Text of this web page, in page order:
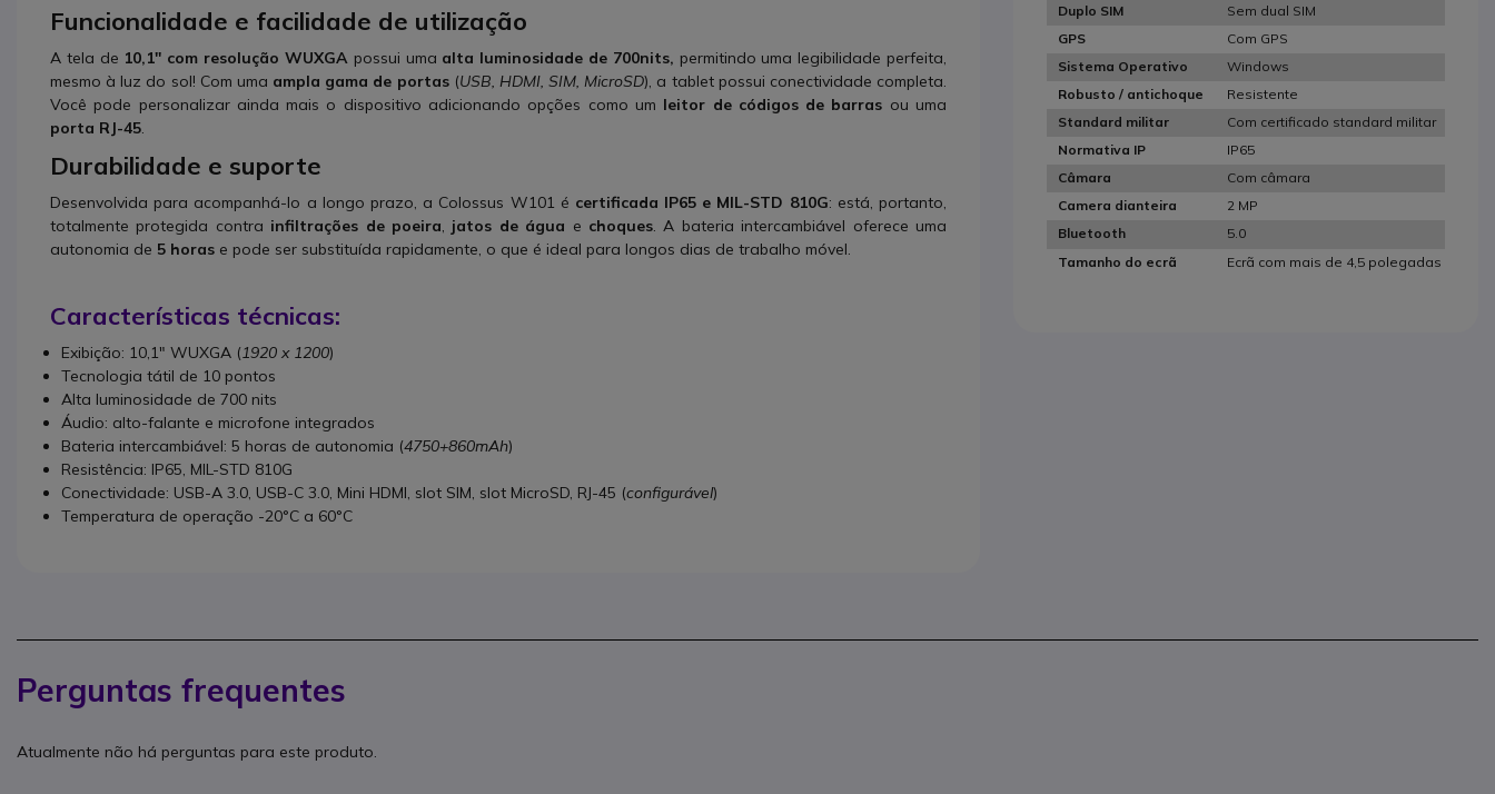
Funcionalidade e facilidade de utilização
A tela de 10,1'' com resolução WUXGA possui uma alta luminosidade de 700nits, permitindo uma legibilidade perfeita,
mesmo à luz do sol! Com uma ampla gama de portas(USB, HDMI, SIM, MicroSD), a tablet possui conectividade completa.
Você pode personalizar ainda mais o dispositivo adicionando opções como um leitor de códigos de barras ou uma
porta RJ-45
Durabilidade e suporte
Desenvolvida para acompanhá-lo a longo prazo, a Colossus W101 é certificada IP65 e MIL-STD 810G: está, portanto,
totalmente protegida contra infiltrações de poeira jatos de água e choques . A bateria intercambiável oferece uma
autonomia de 5 horas e pode ser substituída rapidamente, o que é ideal para longos dias de trabalho móvel.
Características técnicas:
Exibição: 10,1" WUXGA (1920 x 1200)
Tecnologia tátil de 10 pontos
Alta luminosidade de 700 nits
Áudio: alto-falante e microfone integrados
Bateria intercambiável: 5 horas de autonomia (4750+860mAh)
Resistência: IP65, MIL-STD 810G
Conectividade: USB-A 3.0, USB-C 3.0, Mini HDMI, slot SIM, slot MicroSD, RJ-45 (configurável)
Temperatura de operação -20°C a 60°C
Duplo SIM
Sem dual SIM
GPS
Com GPS
Sistema Operativo
Windows
Robusto / antichoque
Resistente
Standard militar
Com certificado standard militar
Normativa IP
IP65
Câmara
Com câmara
Camera dianteira
2 MP
Bluetooth
5.0
Tamanho do ecrã
Ecrã com mais de 4,5 polegadas
Perguntas frequentes
Atualmente não há perguntas para este produto.